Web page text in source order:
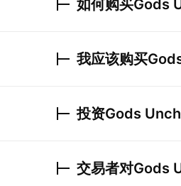
如何购买Gods
我应该购买
投资Gods
交易者对Gods